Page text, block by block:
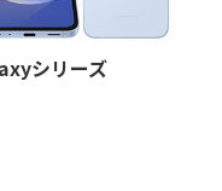
シリーズ